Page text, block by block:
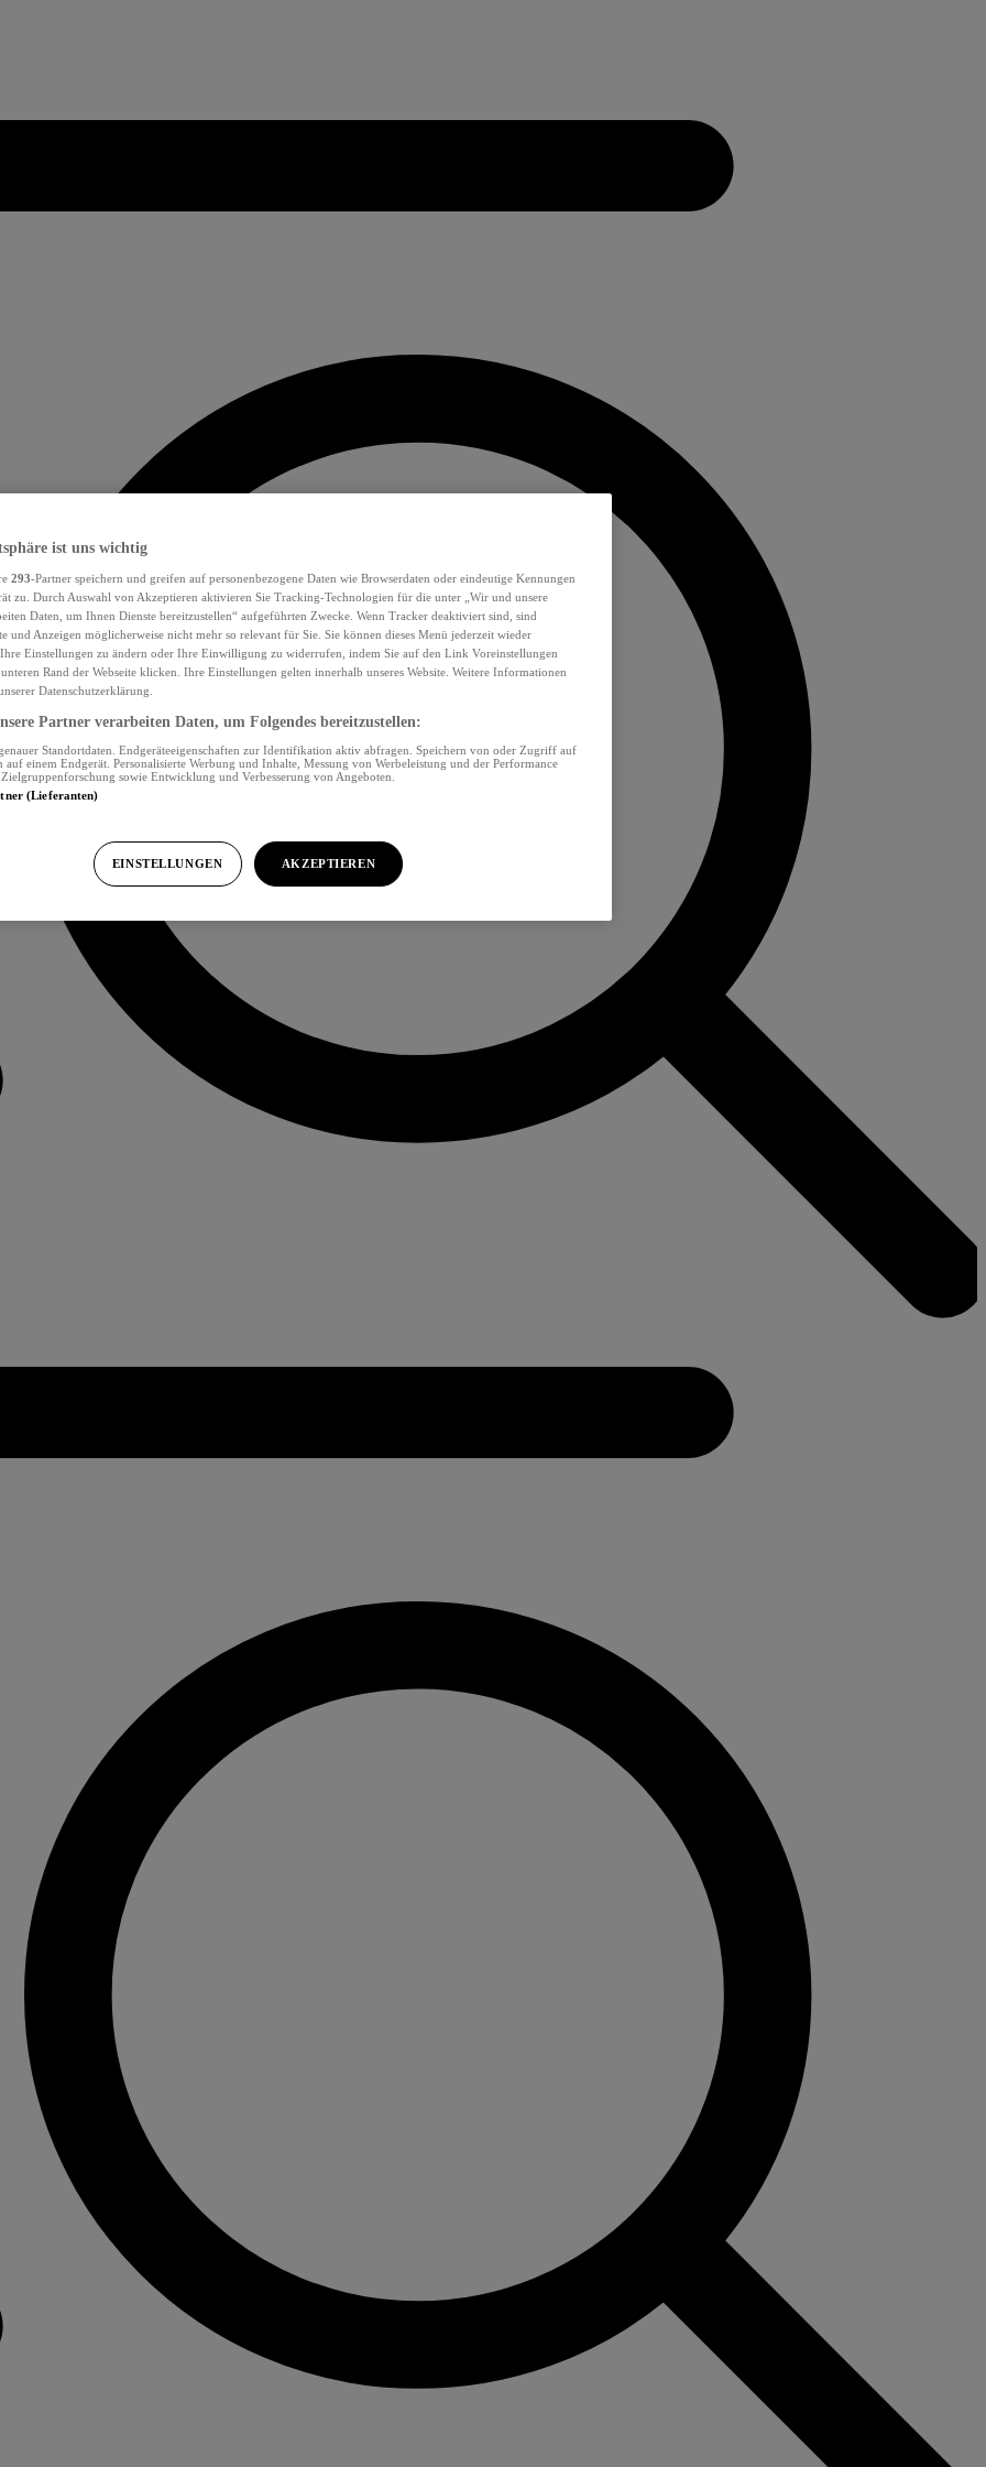
ist uns wichtig
293-Partner speichern und greifen auf personenbezogene Daten wie Browserdaten oder eindeutige Kennungen
zu. Durch Auswahl von Akzeptieren aktivieren Sie Tracking-Technologien für die unter „Wir und unsere
Daten, um Ihnen Dienste bereitzustellen“ aufgeführten Zwecke. Wenn Tracker deaktiviert sind, sind
und Anzeigen möglicherweise nicht mehr so relevant für Sie. Sie können dieses Menü jederzeit wieder
Einstellungen zu ändern oder Ihre Einwilligung zu widerrufen, indem Sie auf den Link Voreinstellungen
Rand der Webseite klicken. Ihre Einstellungen gelten innerhalb unseres Website. Weitere Informationen
Datenschutzerklärung.
Partner verarbeiten Daten, um Folgendes bereitzustellen:
Standortdaten. Endgeräteeigenschaften zur Identifikation aktiv abfragen. Speichern von oder Zugriff auf
einem Endgerät. Personalisierte Werbung und Inhalte, Messung von Werbeleistung und der Performance
sowie Entwicklung und Verbesserung von Angeboten.
(Lieferanten)
EINSTELLUNGEN AKZEPTIEREN